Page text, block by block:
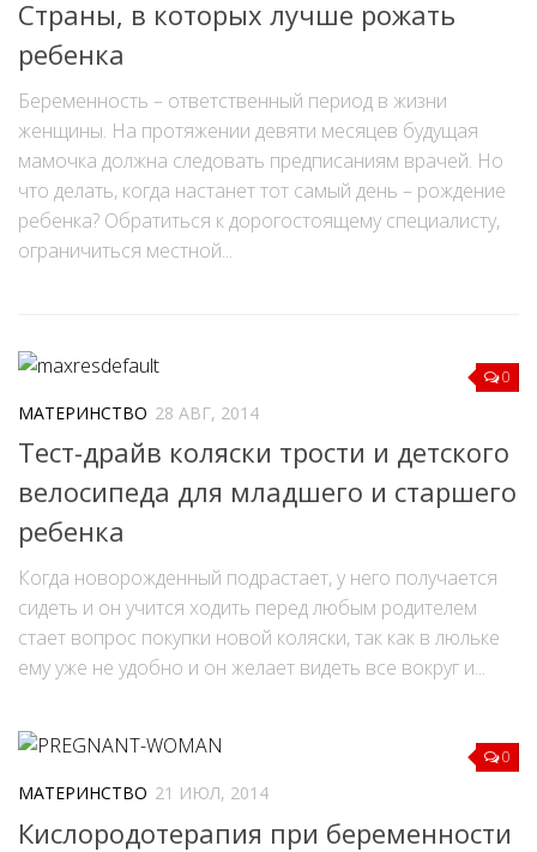
Страны, в которых лучше рожать
ребенка
Беременность – ответственный период в жизни
женщины. На протяжении девяти месяцев будущая
мамочка должна следовать предписаниям врачей. Но
что делать, когда настанет тот самый день – рождение
ребенка? Обратиться к дорогостоящему специалисту,
ограничиться местной...
0
МАТЕРИНСТВО 28 АВГ, 2014
Тест-драйв коляски трости и детского
велосипеда для младшего и старшего
ребенка
Когда новорожденный подрастает, у него получается
сидеть и он учится ходить перед любым родителем
стает вопрос покупки новой коляски, так как в люльке
ему уже не удобно и он желает видеть все вокруг и...
0
МАТЕРИНСТВО 21 ИЮЛ, 2014
Кислородотерапия при беременности